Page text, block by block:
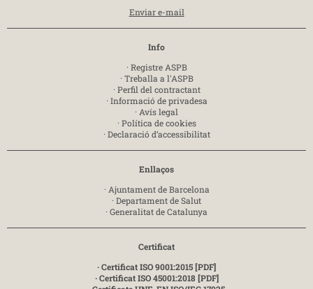
Enviar e-mail
Info
· Registre ASPB
· Treballa a l'ASPB
· Perfil del contractant
· Informació de privadesa
· Avís legal
· Política de cookies
· Declaració d’accessibilitat
Enllaços
· Ajuntament de Barcelona
· Departament de Salut
· Generalitat de Catalunya
Certificat
· Certificat ISO 9001:2015 [PDF]
· Certificat ISO 45001:2018 [PDF]